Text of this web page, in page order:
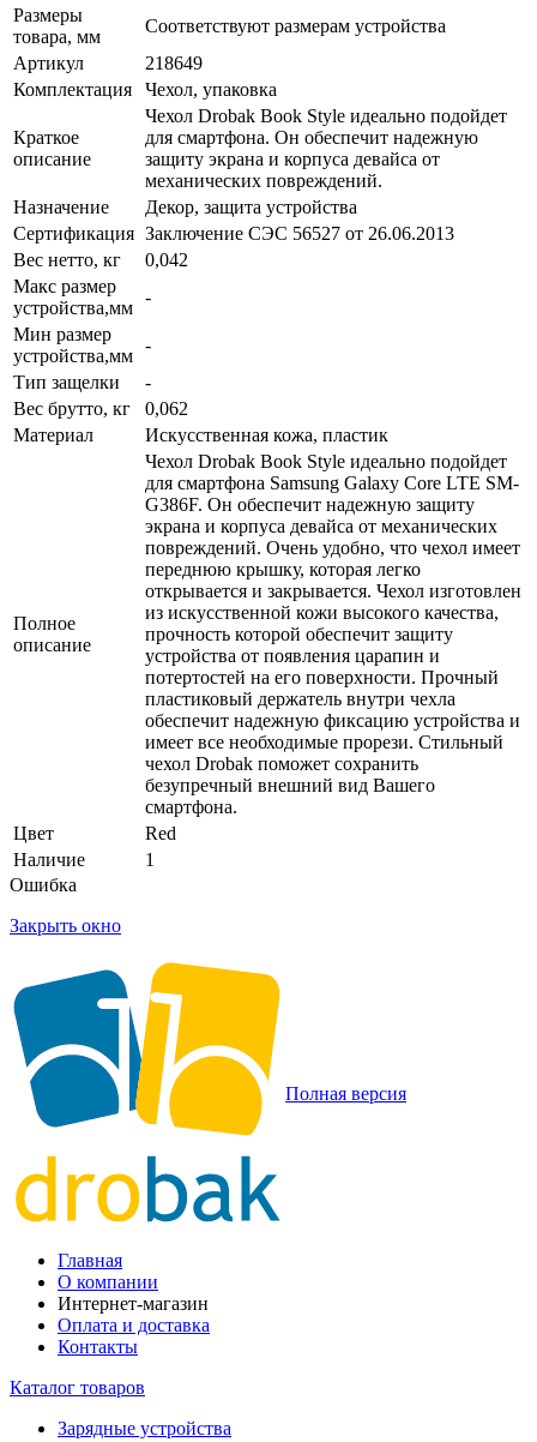
Размеры
товара, мм
Соответствуют размерам устройства
Артикул
218649
Комплектация
Чехол, упаковка
Краткое
описание
Чехол Drobak Book Style идеально подойдет
для смартфона. Он обеспечит надежную
защиту экрана и корпуса девайса от
механических повреждений.
Назначение
Декор, защита устройства
Сертификация Заключение СЭС 56527 от 26.06.2013
Вес нетто, кг
0,042
Макс размер
устройства,мм
-
Мин размер
устройства,мм
-
Тип защелки
-
Вес брутто, кг
0,062
Материал
Искусственная кожа, пластик
Полное
описание
Чехол Drobak Book Style идеально подойдет
для смартфона Samsung Galaxy Core LTE SM-
G386F. Он обеспечит надежную защиту
экрана и корпуса девайса от механических
повреждений. Очень удобно, что чехол имеет
переднюю крышку, которая легко
открывается и закрывается. Чехол изготовлен
из искусственной кожи высокого качества,
прочность которой обеспечит защиту
устройства от появления царапин и
потертостей на его поверхности. Прочный
пластиковый держатель внутри чехла
обеспечит надежную фиксацию устройства и
имеет все необходимые прорези. Стильный
чехол Drobak поможет сохранить
безупречный внешний вид Вашего
смартфона.
Цвет
Red
Наличие
1
Ошибка
Закрыть окно
Полная версия
Главная
О компании
Интернет-магазин
Оплата и доставка
Контакты
Каталог товаров
Зарядные устройства